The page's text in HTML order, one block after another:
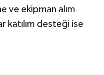
ve ekipman alım
katılım desteği ise